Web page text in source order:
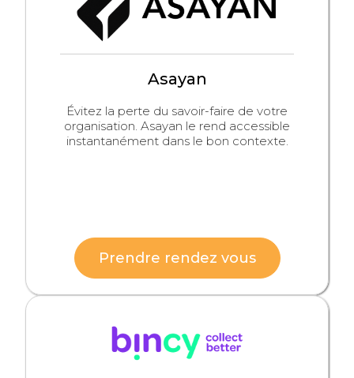
Asayan
Évitez la perte du savoir-faire de votre
organisation. Asayan le rend accessible
instantanément dans le bon contexte.
Prendre rendez vous